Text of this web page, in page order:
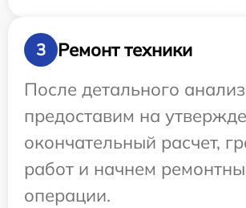
3
Ремонт техники
После детального
предоставим на
окончательный расчет,
работ и начнем
операции.